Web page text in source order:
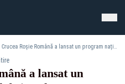
Crucea Roșie Română a lansat un program național de instalare a unor defibrilatoare în spaţii publice
a lansat un